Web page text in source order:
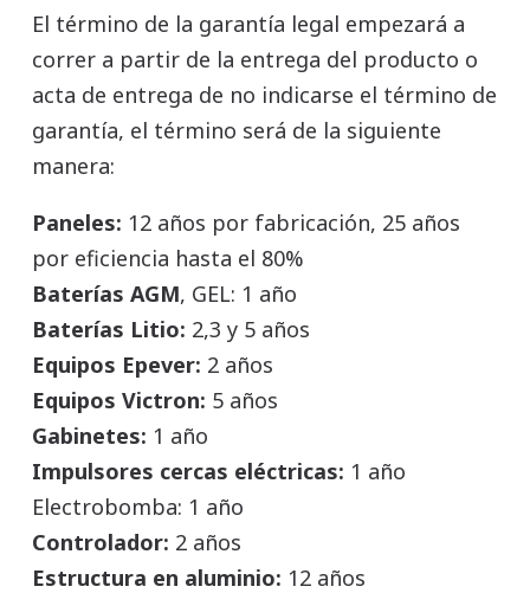
El término de la garantía legal empezará a
correr a partir de la entrega del producto o
acta de entrega de no indicarse el término de
garantía, el término será de la siguiente
manera:
Paneles: 12 años por fabricación, 25 años
por eficiencia hasta el 80%
Baterías AGM, GEL: 1 año
Baterías Litio: 2,3 y 5 años
Equipos Epever: 2 años
Equipos Victron: 5 años
Gabinetes: 1 año
Impulsores cercas eléctricas: 1 año
Electrobomba: 1 año
Controlador: 2 años
Estructura en aluminio: 12 años